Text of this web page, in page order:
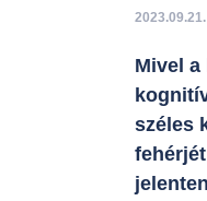
2023.09.21.
Mivel
széles